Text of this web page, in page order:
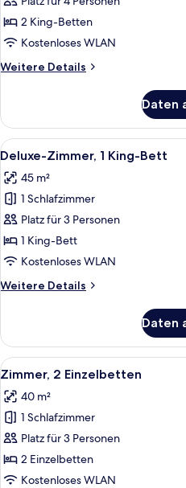
anzeigen
2 King-Betten
Kostenloses WLAN
Weitere Details
Weitere
(Diplomat)
Daten
Alle
Fotos
für
Deluxe-
Zimmer,
1 King-
Bett
5
Deluxe-Zimmer, 1 King-Bett
45 m²
1 Schlafzimmer
Platz für 3 Personen
1 King-Bett
Kostenloses WLAN
Weitere Details
Weitere
Zimmer,
1 King-
Bett
Daten
Alle
Fotos
für
Zimmer,
2 Einzelbetten
anzeigen
5
Zimmer, 2 Einzelbetten
40 m²
1 Schlafzimmer
Platz für 3 Personen
2 Einzelbetten
Kostenloses WLAN